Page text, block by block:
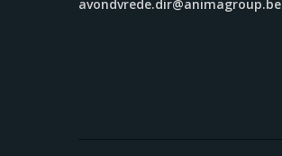
avondvrede.dir@animagroup.be